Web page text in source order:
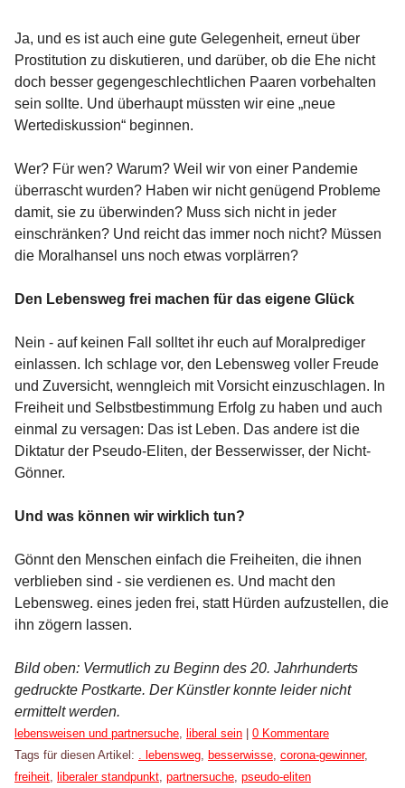
Ja, und es ist auch eine gute Gelegenheit, erneut über
Prostitution zu diskutieren, und darüber, ob die Ehe nicht
doch besser gegengeschlechtlichen Paaren vorbehalten
sein sollte. Und überhaupt müssten wir eine „neue
Wertediskussion“ beginnen.
Wer? Für wen? Warum? Weil wir von einer Pandemie
überrascht wurden? Haben wir nicht genügend Probleme
damit, sie zu überwinden? Muss sich nicht in jeder
einschränken? Und reicht das immer noch nicht? Müssen
die Moralhansel uns noch etwas vorplärren?
Den Lebensweg frei machen für das eigene Glück
Nein - auf keinen Fall solltet ihr euch auf Moralprediger
einlassen. Ich schlage vor, den Lebensweg voller Freude
und Zuversicht, wenngleich mit Vorsicht einzuschlagen. In
Freiheit und Selbstbestimmung Erfolg zu haben und auch
einmal zu versagen: Das ist Leben. Das andere ist die
Diktatur der Pseudo-Eliten, der Besserwisser, der Nicht-
Gönner.
Und was können wir wirklich tun?
Gönnt den Menschen einfach die Freiheiten, die ihnen
verblieben sind - sie verdienen es. Und macht den
Lebensweg. eines jeden frei, statt Hürden aufzustellen, die
ihn zögern lassen.
Bild oben: Vermutlich zu Beginn des 20. Jahrhunderts
gedruckte Postkarte. Der Künstler konnte leider nicht
ermittelt werden.
Kategorien:
lebensweisen und partnersuche liberal sein
0 Kommentare
Tags für diesen Artikel:
. lebensweg besserwisse corona-gewinner,
freiheit
liberaler standpunkt partnersuche pseudo-eliten